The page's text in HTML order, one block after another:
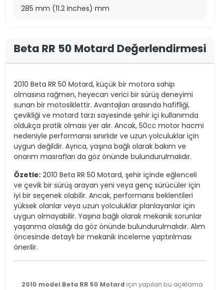
285 mm (11.2 inches) mm
Beta RR 50 Motard Değerlendirmesi
2010 Beta RR 50 Motard, küçük bir motora sahip
olmasına rağmen, heyecan verici bir sürüş deneyimi
sunan bir motosiklettir. Avantajları arasında hafifliği,
çevikliği ve motard tarzı sayesinde şehir içi kullanımda
oldukça pratik olması yer alır. Ancak, 50cc motor hacmi
nedeniyle performansı sınırlıdır ve uzun yolculuklar için
uygun değildir. Ayrıca, yaşına bağlı olarak bakım ve
onarım masrafları da göz önünde bulundurulmalıdır.
Özetle: 2010 Beta RR 50 Motard, şehir içinde eğlenceli
ve çevik bir sürüş arayan yeni veya genç sürücüler için
iyi bir seçenek olabilir. Ancak, performans beklentileri
yüksek olanlar veya uzun yolculuklar planlayanlar için
uygun olmayabilir. Yaşına bağlı olarak mekanik sorunlar
yaşanma olasılığı da göz önünde bulundurulmalıdır. Alım
öncesinde detaylı bir mekanik inceleme yaptırılması
önerilir.
2010 model Beta RR 50 Motard için yapılan bu açıklama